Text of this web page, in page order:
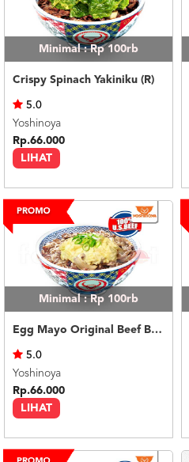
Minimal : Rp 100rb
Crispy Spinach Yakiniku (R)
LIHAT
5.0
Yoshinoya
Rp.66.000
Minimal : Rp 100rb
Egg Mayo Original Beef Bowl (R)
LIHAT
5.0
Yoshinoya
Rp.66.000